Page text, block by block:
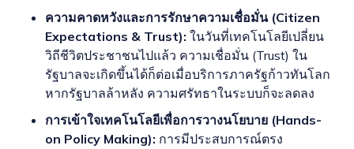
ความคาดหวังและการรักษาความเชื่อมั่น (Citizen
Expectations & Trust): ในวันที่เทคโนโลยีเปลี่ยน
วิถีชีวิตประชาชนไปแล้ว ความเชื่อมั่น (Trust) ใน
รัฐบาลจะเกิดขึ้นได้ก็ต่อเมื่อบริการภาครัฐก้าวทันโลก
หากรัฐบาลล้าหลัง ความศรัทธาในระบบก็จะลดลง
การเข้าใจเทคโนโลยีเพื่อการวางนโยบาย (Hands-
on Policy Making): การมีประสบการณ์ตรง